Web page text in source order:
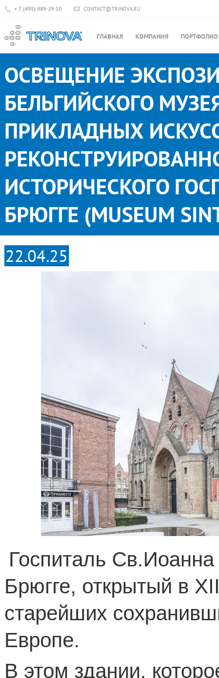
+ 7 (495) 989-29-10 CONTACT@TRINOVA.RU
ГЛАВНАЯ КОМПАНИЯ ПОРТФОЛИО
ОСВЕЩЕНИЕ
БЕЛЬГИЙСКОГО
ПРИКЛАДНЫХ
ИСТОРИЧЕСКОГО
БРЮГГЕ (MUSEUM
22.04.25
Госпиталь
Брюгге, открытый в
старейших
Европе.
В этом здании,